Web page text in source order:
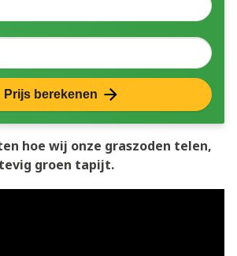
Prijs berekenen
hoe wij onze graszoden telen,
groen tapijt.